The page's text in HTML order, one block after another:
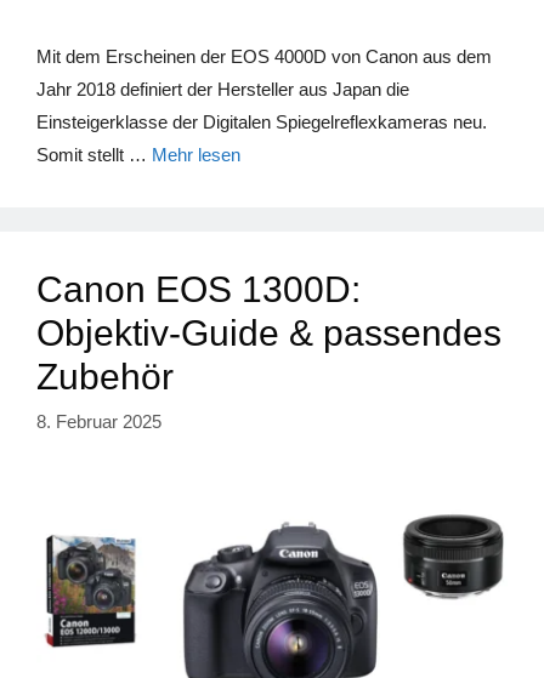
Mit dem Erscheinen der EOS 4000D von Canon aus dem
Jahr 2018 definiert der Hersteller aus Japan die
Einsteigerklasse der Digitalen Spiegelreflexkameras neu.
Somit stellt … Mehr lesen
Canon EOS 1300D:
Objektiv-Guide & passendes
Zubehör
8. Februar 2025